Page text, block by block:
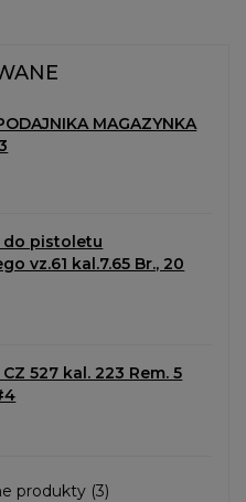
MAGAZYNKA
do pistoletu
vz.61 kal.7.65 Br., 20
527 kal. 223 Rem. 5
produkty (3)